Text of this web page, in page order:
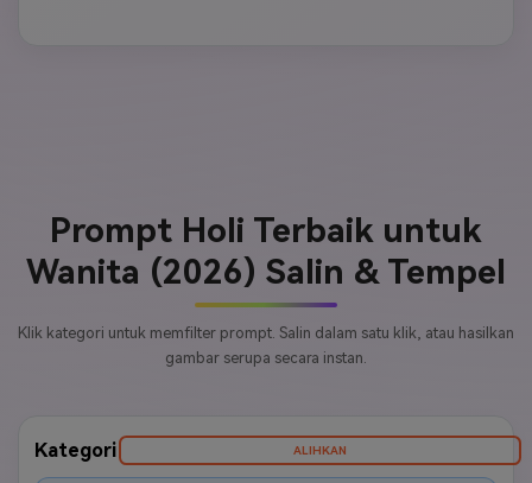
Prompt Holi Terbaik untuk
Wanita (2026) Salin & Tempel
Klik kategori untuk memfilter prompt. Salin dalam satu klik, atau hasilkan
gambar serupa secara instan.
Kategori ALIHKAN